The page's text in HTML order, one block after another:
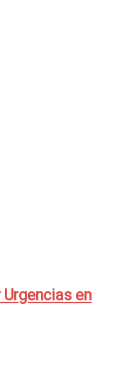
Urgencias en